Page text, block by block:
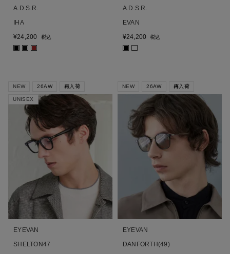
A.D.S.R.
IHA
¥24,200 税込
A.D.S.R.
EVAN
¥24,200 税込
NEW 26AW 再入荷
UNISEX
EYEVAN
SHELTON47
NEW 26AW 再入荷
EYEVAN
DANFORTH(49)